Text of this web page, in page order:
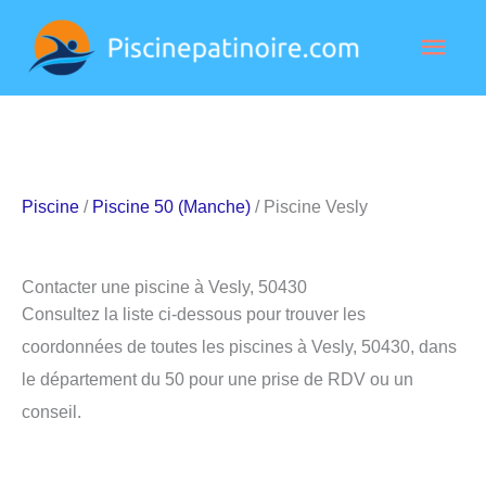
contenu
Piscine / Piscine 50 (Manche) / Piscine Vesly
Contacter une piscine à Vesly, 50430
Consultez la liste ci-dessous pour trouver les
coordonnées de toutes les piscines à Vesly, 50430, dans
le département du 50 pour une prise de RDV ou un
conseil.